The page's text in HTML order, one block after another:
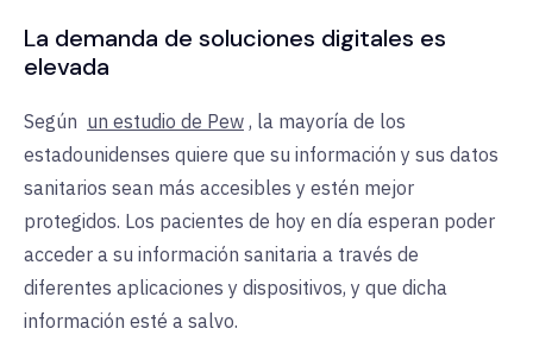
La demanda de soluciones digitales es
elevada
Según un estudio de Pew , la mayoría de los
estadounidenses quiere que su información y sus datos
sanitarios sean más accesibles y estén mejor
protegidos. Los pacientes de hoy en día esperan poder
acceder a su información sanitaria a través de
diferentes aplicaciones y dispositivos, y que dicha
información esté a salvo.